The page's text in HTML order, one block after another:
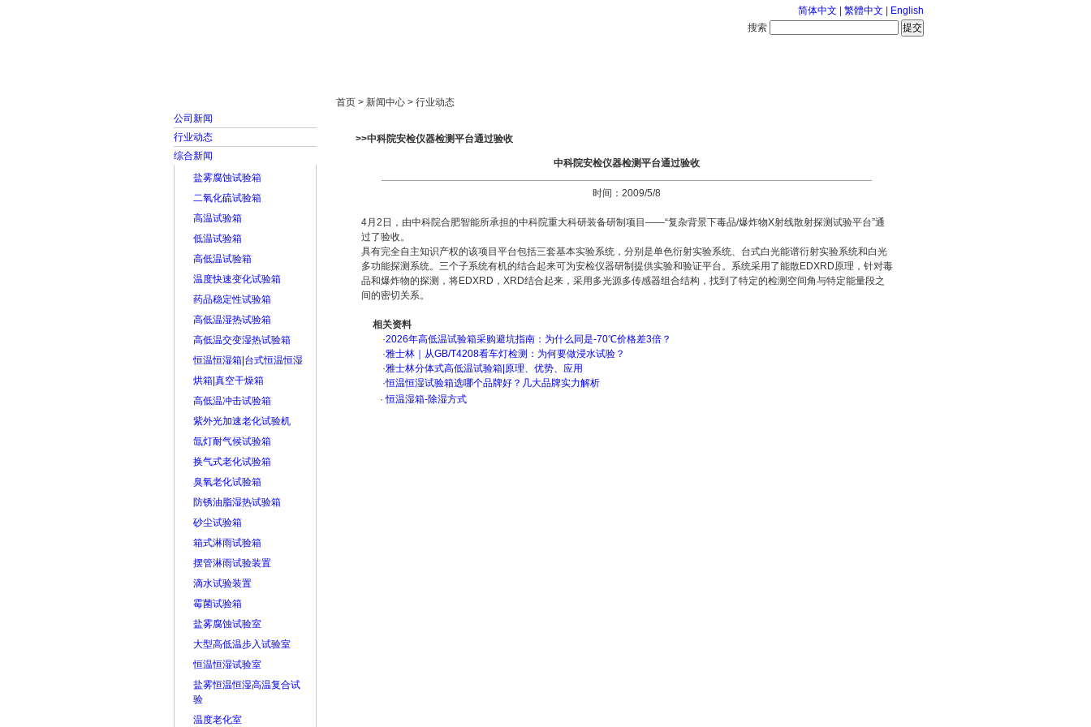
简体中文 繁體中文
English
搜索
公司新闻
行业动态
综合新闻
盐雾腐蚀试验箱
二氧化硫试验箱
高温试验箱
低温试验箱
高低温试验箱
温度快速变化试验箱
药品稳定性试验箱
高低温湿热试验箱
高低温交变湿热试验箱
恒温恒湿箱|台式恒温恒湿
烘箱|真空干燥箱
高低温冲击试验箱
紫外光加速老化试验机
氙灯耐气候试验箱
换气式老化试验箱
臭氧老化试验箱
防锈油脂湿热试验箱
砂尘试验箱
箱式淋雨试验箱
摆管淋雨试验装置
滴水试验装置
霉菌试验箱
盐雾腐蚀试验室
大型高低温步入试验室
恒温恒湿试验室
盐雾恒温恒湿高温复合试
验
温度老化室
首页 > 新闻中心 > 行业动态
>>中科院安检仪器检测平台通过验收
中科院安检仪器检测平台通过验收
时间：2009/5/8
4月2日，由中科院合肥智能所承担的中科院重大科研装备研制项目——“复杂背景下毒品/爆炸物X射线散射探测试验平台”通
过了验收。
具有完全自主知识产权的该项目平台包括三套基本实验系统，分别是单色衍射实验系统、台式白光能谱衍射实验系统和白光
多功能探测系统。三个子系统有机的结合起来可为安检仪器研制提供实验和验证平台。系统采用了能散EDXRD原理，针对毒
品和爆炸物的探测，将EDXRD，XRD结合起来，采用多光源多传感器组合结构，找到了特定的检测空间角与特定能量段之
间的密切关系。
相关资料
·2026年高低温试验箱采购避坑指南：为什么同是-70℃价格差3倍？
·雅士林｜从GB/T4208看车灯检测：为何要做浸水试验？
·雅士林分体式高低温试验箱|原理、优势、应用
·恒温恒湿试验箱选哪个品牌好？几大品牌实力解析
· 恒温湿箱-除湿方式